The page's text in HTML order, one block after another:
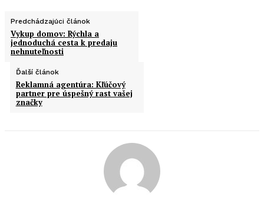
Predchádzajúci článok
Vykup domov: Rýchla a
jednoduchá cesta k predaju
nehnuteľnosti
Ďalší článok
Reklamná agentúra: Kľúčový
partner pre úspešný rast vašej
značky